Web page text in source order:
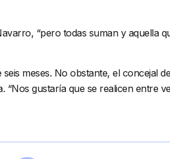
“pero todas suman y aquella
meses. No obstante, el concejal
gustaría que se realicen entre